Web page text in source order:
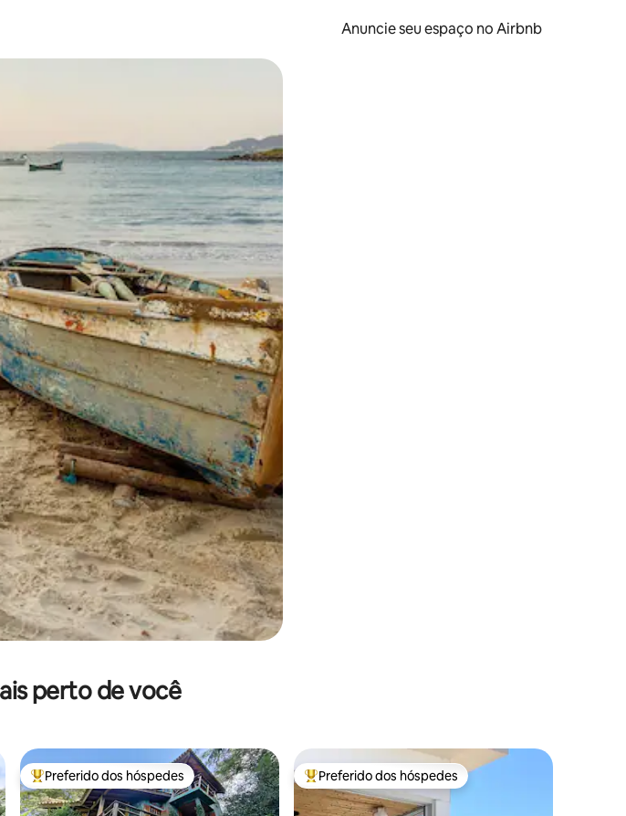
Anuncie seu espaço no Airbnb
baixo do teclado ou tocando e deslizando o dedo na tela.
perto de você
Entre os melhores preferidos dos hóspedes
Preferido dos hóspedes Entre os melhores preferidos dos hóspedes
Preferido dos hóspedes